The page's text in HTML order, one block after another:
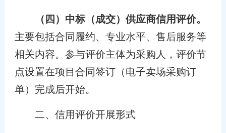
（四）中标（成交）供应商信用评价。
主要包括合同履约、专业水平、售后服务等
相关内容。参与评价主体为采购人，评价节
点设置在项目合同签订（电子卖场采购订
单）完成后开始。
二、信用评价开展形式